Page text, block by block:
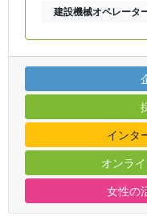
建設機械オペレータ
インタ
オンラ
女性の